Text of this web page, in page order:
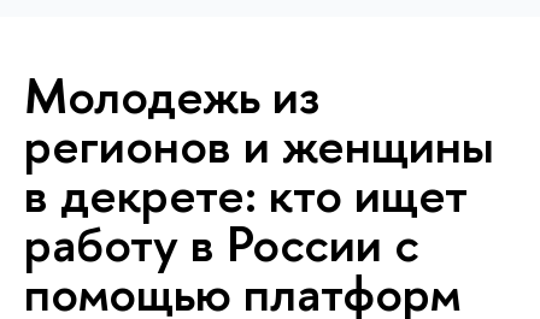
Молодежь из
регионов и женщины
в декрете: кто ищет
работу в России с
помощью платформ